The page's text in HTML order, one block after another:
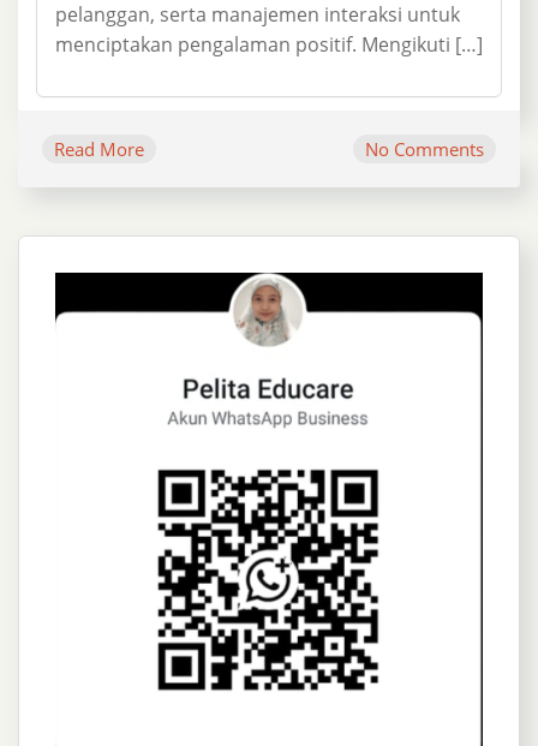
pelanggan, serta manajemen interaksi untuk
menciptakan pengalaman positif. Mengikuti […]
Read More No Comments